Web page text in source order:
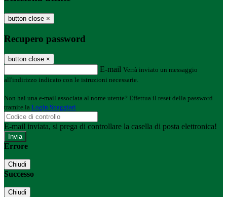
button close ×
Recupero password
button close ×
E-mail Verrà inviato un messaggio
all'indirizzo indicato con le istruzioni necessarie.
Non hai una e-mail associata al nome utente? Effettua il reset della password
tramite la Login Spaggiari
E-mail inviata, si prega di controllare la casella di posta elettronica!
Errore
Chiudi
Successo
Chiudi